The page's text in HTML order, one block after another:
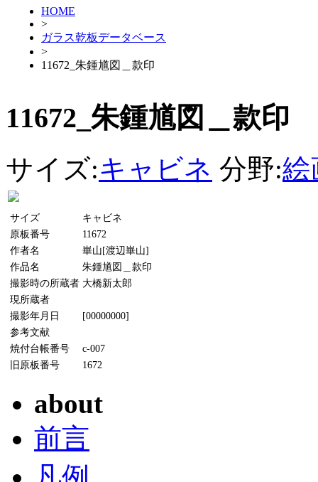
HOME
>
ガラス乾板データベース
>
11672_朱鍾馗図＿款印
11672_朱鍾馗図＿款印
サイズ:キャビネ 分野:絵
サイズ
キャビネ
原板番号
11672
作者名
崋山[渡辺崋山]
作品名
朱鍾馗図＿款印
撮影時の所蔵者 大橋新太郎
現所蔵者
撮影年月日
[00000000]
参考文献
焼付台帳番号
c-007
旧原板番号
1672
about
前言